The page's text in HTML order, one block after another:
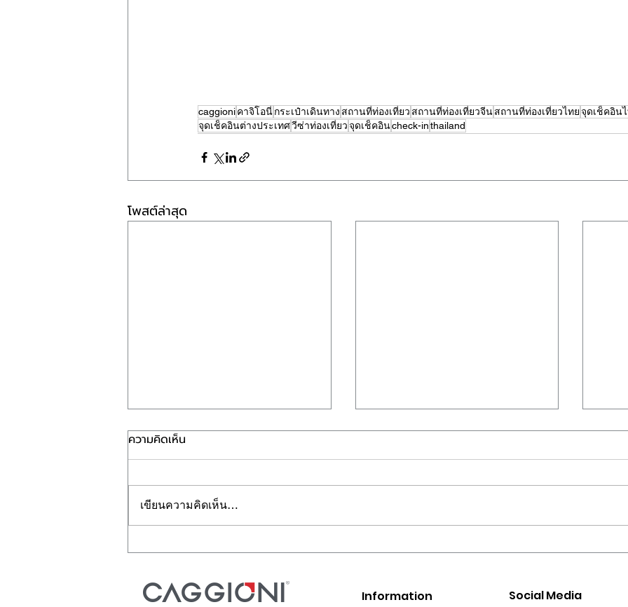
caggioniคาจิโอนี่กระเป๋าเดินทาง สถานที่ท่องเที่ยว สถานที่ท่องเที่ยวจีนสถานที่ท่องเที่ยวไทยจุดเช็คอิน
จุดเช็คอินต่างประเทศวีซ่าท่องเที่ยวจุดเช็คอินcheck-inthailand
โพสต์ล่าสุด
Work Life Flow : ปรับสมดุล
จังหวะชีวิต
เช็คเลย 36 ประเทศที่ไม่ต้องขอ
ความคิดเห็น
เขียนความคิดเห็น…
Information Social Media